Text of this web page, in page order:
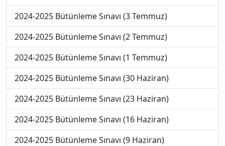
2024-2025 Bütünleme Sınavı (3 Temmuz)
2024-2025 Bütünleme Sınavı (2 Temmuz)
2024-2025 Bütünleme Sınavı (1 Temmuz)
2024-2025 Bütünleme Sınavı (30 Haziran)
2024-2025 Bütünleme Sınavı (23 Haziran)
2024-2025 Bütünleme Sınavı (16 Haziran)
2024-2025 Bütünleme Sınavı (9 Haziran)